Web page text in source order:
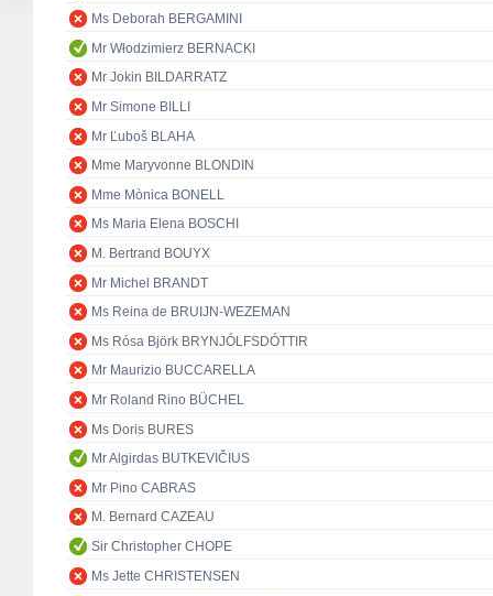
Ms Deborah BERGAMINI
Mr Włodzimierz BERNACKI
Mr Jokin BILDARRATZ
Mr Simone BILLI
Mr Ľuboš BLAHA
Mme Maryvonne BLONDIN
Mme Mònica BONELL
Ms Maria Elena BOSCHI
M. Bertrand BOUYX
Mr Michel BRANDT
Ms Reina de BRUIJN-WEZEMAN
Ms Rósa Björk BRYNJÓLFSDÓTTIR
Mr Maurizio BUCCARELLA
Mr Roland Rino BÜCHEL
Ms Doris BURES
Mr Algirdas BUTKEVIČIUS
Mr Pino CABRAS
M. Bernard CAZEAU
Sir Christopher CHOPE
Ms Jette CHRISTENSEN